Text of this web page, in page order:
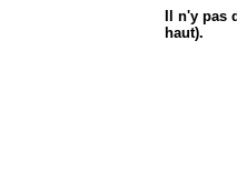
Il n'y
haut).